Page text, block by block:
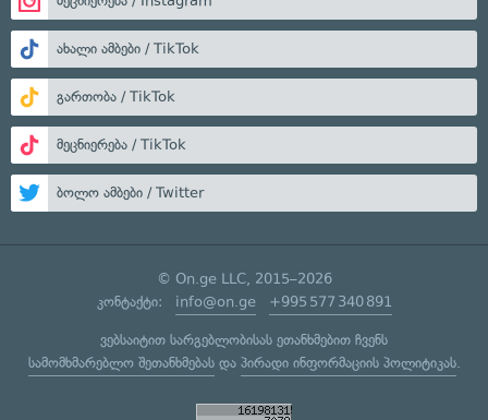
ახალი ამბები / TikTok
გართობა / TikTok
მეცნიერება / TikTok
ბოლო ამბები / Twitter
© On.ge LLC, 2015–2026
კონტაქტი: info@on.ge +995 577 340 891
ვებსაიტით სარგებლობისას ეთანხმებით ჩვენს
სამომხმარებლო შეთანხმებასდა პირადი ინფორმაციის პოლიტიკას.